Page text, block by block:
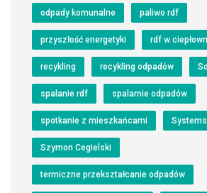
odpady komunalne paliwo rdf
przyszłość energetyki rdf w
recykling recykling odpadów
spalanie rdf spalarnie odpadów
spotkanie z mieszkańcami Systems
Szymon Cegielski
termiczne przekształcanie odpadów